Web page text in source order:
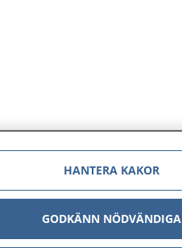
HANTERA KAKOR
GODKÄNN NÖDVÄNDIGA